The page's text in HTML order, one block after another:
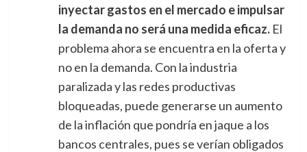
inyectar gastos en el mercado e impulsar
la demanda no será una medida eficaz. El
problema ahora se encuentra en la oferta y
no en la demanda. Con la industria
paralizada y las redes productivas
bloqueadas, puede generarse un aumento
de la inflación que pondría en jaque a los
bancos centrales, pues se verían obligados